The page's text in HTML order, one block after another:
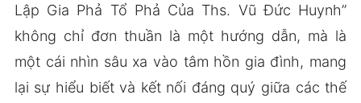
Lập Gia Phả Tổ Phả Của Ths. Vũ Đức Huynh”
không chỉ đơn thuần là một hướng dẫn, mà là
một cái nhìn sâu xa vào tâm hồn gia đình, mang
lại sự hiểu biết và kết nối đáng quý giữa các thế